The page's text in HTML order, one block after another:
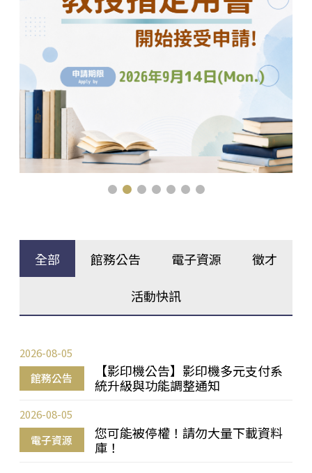
全部 館務公告 電子資源 徵才
活動快訊
館務公告
【影印機公告】影印機多元支付系
統升級與功能調整通知
2026-08-05
電子資源
您可能被停權！請勿大量下載資料
庫！
2026-08-05